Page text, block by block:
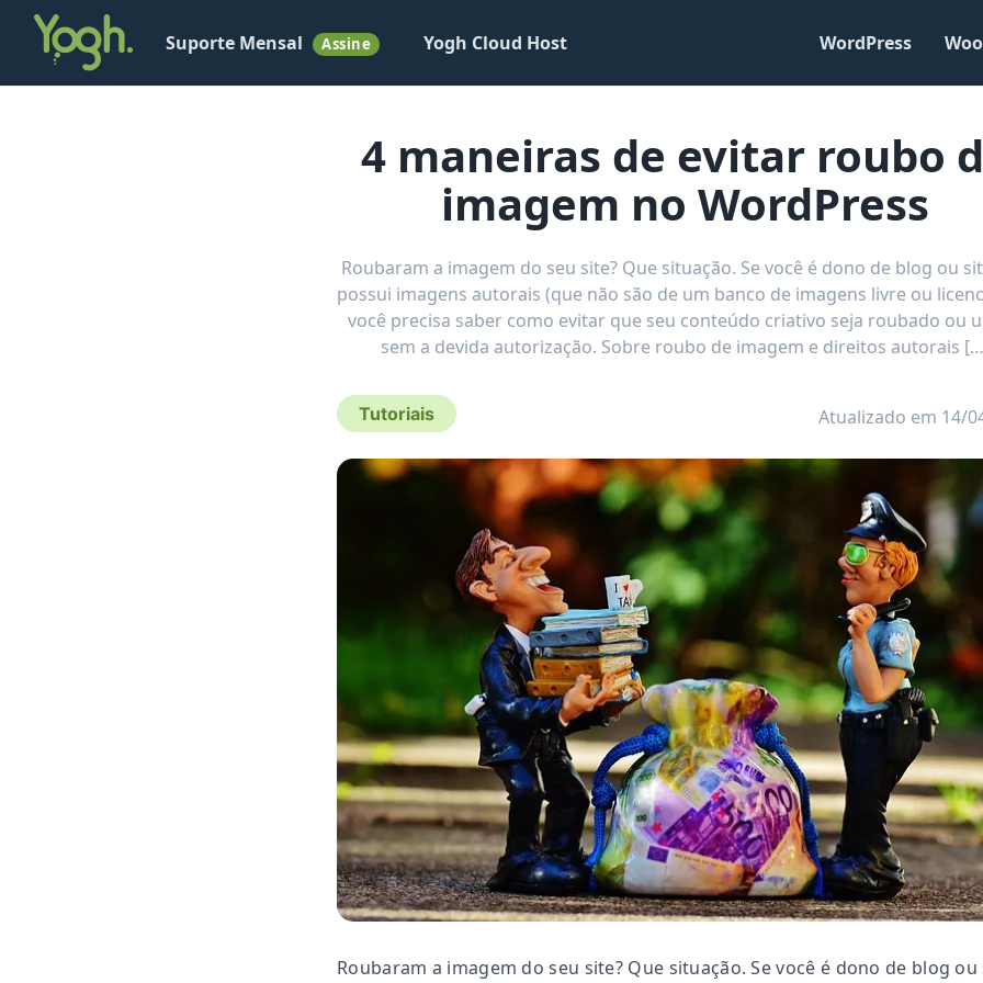
Suporte Mensal Assine Yogh Cloud Host WordPress
4 maneiras de evitar roubo
imagem no WordPress
Roubaram a imagem do seu site? Que situação. Se você é dono de blog ou
possui imagens autorais (que não são de um banco de imagens livre ou
você precisa saber como evitar que seu conteúdo criativo seja roubado ou
sem a devida autorização. Sobre roubo de imagem e direitos autorais
Tutoriais Atualizado em 14/
Roubaram a imagem do seu site? Que situação. Se você é dono de blog ou